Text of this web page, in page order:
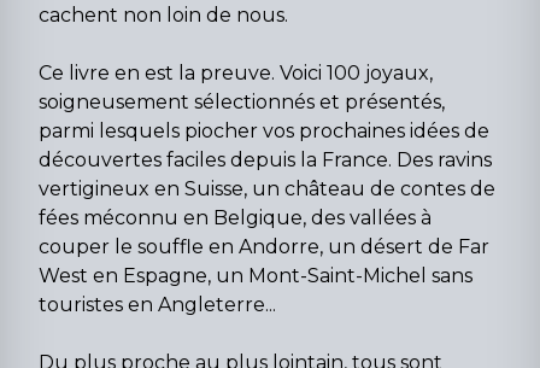
cachent non loin de nous.
Ce livre en est la preuve. Voici 100 joyaux,
soigneusement sélectionnés et présentés,
parmi lesquels piocher vos prochaines idées de
découvertes faciles depuis la France. Des ravins
vertigineux en Suisse, un château de contes de
fées méconnu en Belgique, des vallées à
couper le souffle en Andorre, un désert de Far
West en Espagne, un Mont-Saint-Michel sans
touristes en Angleterre...
Du plus proche au plus lointain, tous sont